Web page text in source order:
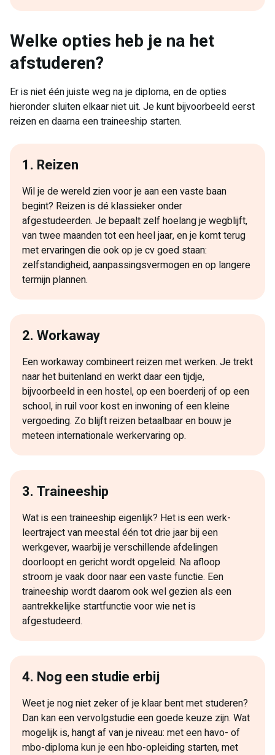
Welke opties heb je na het
afstuderen?
Er is niet één juiste weg na je diploma, en de opties
hieronder sluiten elkaar niet uit. Je kunt bijvoorbeeld eerst
reizen en daarna een traineeship starten.
1. Reizen
Wil je de wereld zien voor je aan een vaste baan
begint? Reizen is dé klassieker onder
afgestudeerden. Je bepaalt zelf hoelang je wegblijft,
van twee maanden tot een heel jaar, en je komt terug
met ervaringen die ook op je cv goed staan:
zelfstandigheid, aanpassingsvermogen en op langere
termijn plannen.
2. Workaway
Een workaway combineert reizen met werken. Je trekt
naar het buitenland en werkt daar een tijdje,
bijvoorbeeld in een hostel, op een boerderij of op een
school, in ruil voor kost en inwoning of een kleine
vergoeding. Zo blijft reizen betaalbaar en bouw je
meteen internationale werkervaring op.
3. Traineeship
Wat is een traineeship eigenlijk? Het is een werk-
leertraject van meestal één tot drie jaar bij een
werkgever, waarbij je verschillende afdelingen
doorloopt en gericht wordt opgeleid. Na afloop
stroom je vaak door naar een vaste functie. Een
traineeship wordt daarom ook wel gezien als een
aantrekkelijke startfunctie voor wie net is
afgestudeerd.
4. Nog een studie erbij
Weet je nog niet zeker of je klaar bent met studeren?
Dan kan een vervolgstudie een goede keuze zijn. Wat
mogelijk is, hangt af van je niveau: met een havo- of
mbo-diploma kun je een hbo-opleiding starten, met